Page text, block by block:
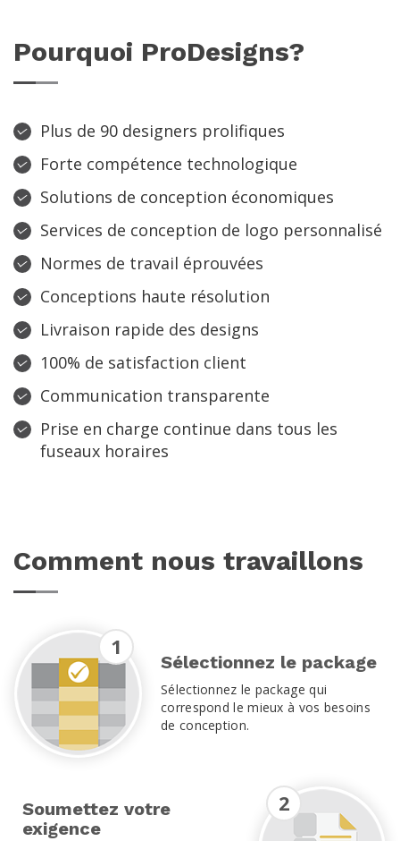
Pourquoi ProDesigns?
Plus de 90 designers prolifiques
Forte compétence technologique
Solutions de conception économiques
Services de conception de logo personnalisé
Normes de travail éprouvées
Conceptions haute résolution
Livraison rapide des designs
100% de satisfaction client
Communication transparente
Prise en charge continue dans tous les
fuseaux horaires
Comment nous travaillons
1
Sélectionnez le package
Sélectionnez le package qui
correspond le mieux à vos besoins
de conception.
2
Soumettez votre
exigence